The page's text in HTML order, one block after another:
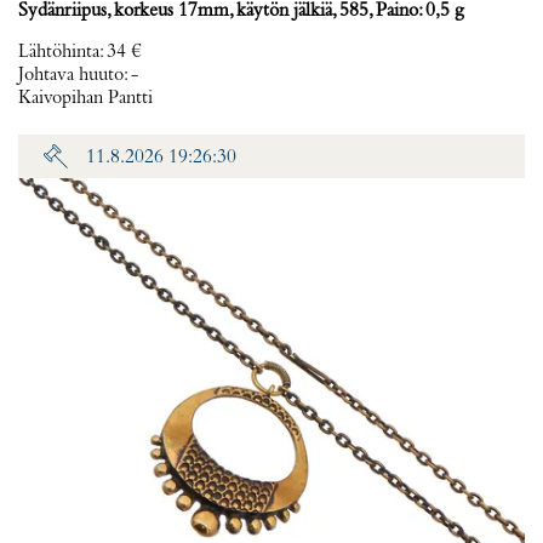
Sydänriipus, korkeus 17mm, käytön jälkiä, 585, Paino: 0,5 g
Lähtöhinta:34 €
Johtava huuto:-
Kaivopihan Pantti
11.8.2026 19:26:30